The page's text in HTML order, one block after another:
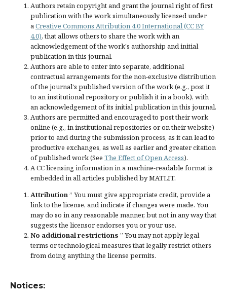
Authors retain copyright and grant the journal right of first
publication with the work simultaneously licensed under
a Creative Commons Attribution 4.0 International (CC BY
4.0), that allows others to share the work with an
acknowledgement of the work's authorship and initial
publication in this journal.
Authors are able to enter into separate, additional
contractual arrangements for the non-exclusive distribution
of the journal's published version of the work (e.g., post it
to an institutional repository or publish it in a book), with
an acknowledgement of its initial publication in this journal.
Authors are permitted and encouraged to post their work
online (e.g., in institutional repositories or on their website)
prior to and during the submission process, as it can lead to
productive exchanges, as well as earlier and greater citation
of published work (See The Effect of Open Access).
A CC licensing information in a machine-readable format is
embedded in all articles published by MATLIT.
Attribution ” You must give appropriate credit, provide a
link to the license, and indicate if changes were made. You
may do so in any reasonable manner, but not in any way that
suggests the licensor endorses you or your use.
No additional restrictions ” You may not apply legal
terms ortechnological measuresthat legally restrict others
from doing anything the license permits.
Notices: